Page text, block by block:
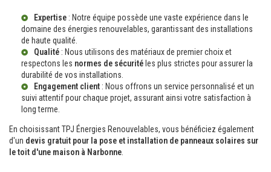
Expertise : Notre équipe possède une vaste expérience dans le
domaine des énergies renouvelables, garantissant des installations
de haute qualité.
Qualité : Nous utilisons des matériaux de premier choix et
respectons les normes de sécurité les plus strictes pour assurer la
durabilité de vos installations.
Engagement client : Nous offrons un service personnalisé et un
suivi attentif pour chaque projet, assurant ainsi votre satisfaction à
long terme.
En choisissant TPJ Énergies Renouvelables, vous bénéficiez également
d'un devis gratuit pour la pose et installation de panneaux solaires sur
le toit d'une maison à Narbonne